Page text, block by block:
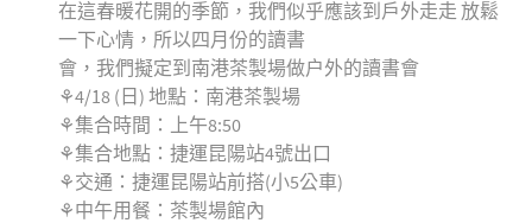
在這春暖花開的季節，我們似乎應該到戶外走走 放鬆
一下心情，所以四月份的讀書
會，我們擬定到南港茶製場做户外的讀書會
⚘4/18 (日) 地點：南港茶製場
⚘集合時間：上午8:50
⚘集合地點：捷運昆陽站4號出口
⚘交通：捷運昆陽站前搭(小5公車)
⚘中午用餐：茶製場館內